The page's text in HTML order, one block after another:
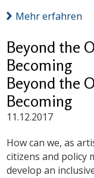
Mehr erfahren
Beyond the
Becoming
Beyond the
Becoming
11.12.2017
How can we, as
citizens and policy
develop an